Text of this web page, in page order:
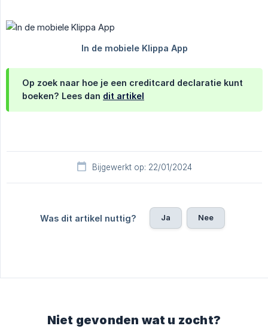
Op zoek naar hoe je een creditcard declaratie kunt
boeken? Lees dan dit artikel
Bijgewerkt op: 22/01/2024
Was dit artikel nuttig? Ja Nee
Niet gevonden wat u zocht?